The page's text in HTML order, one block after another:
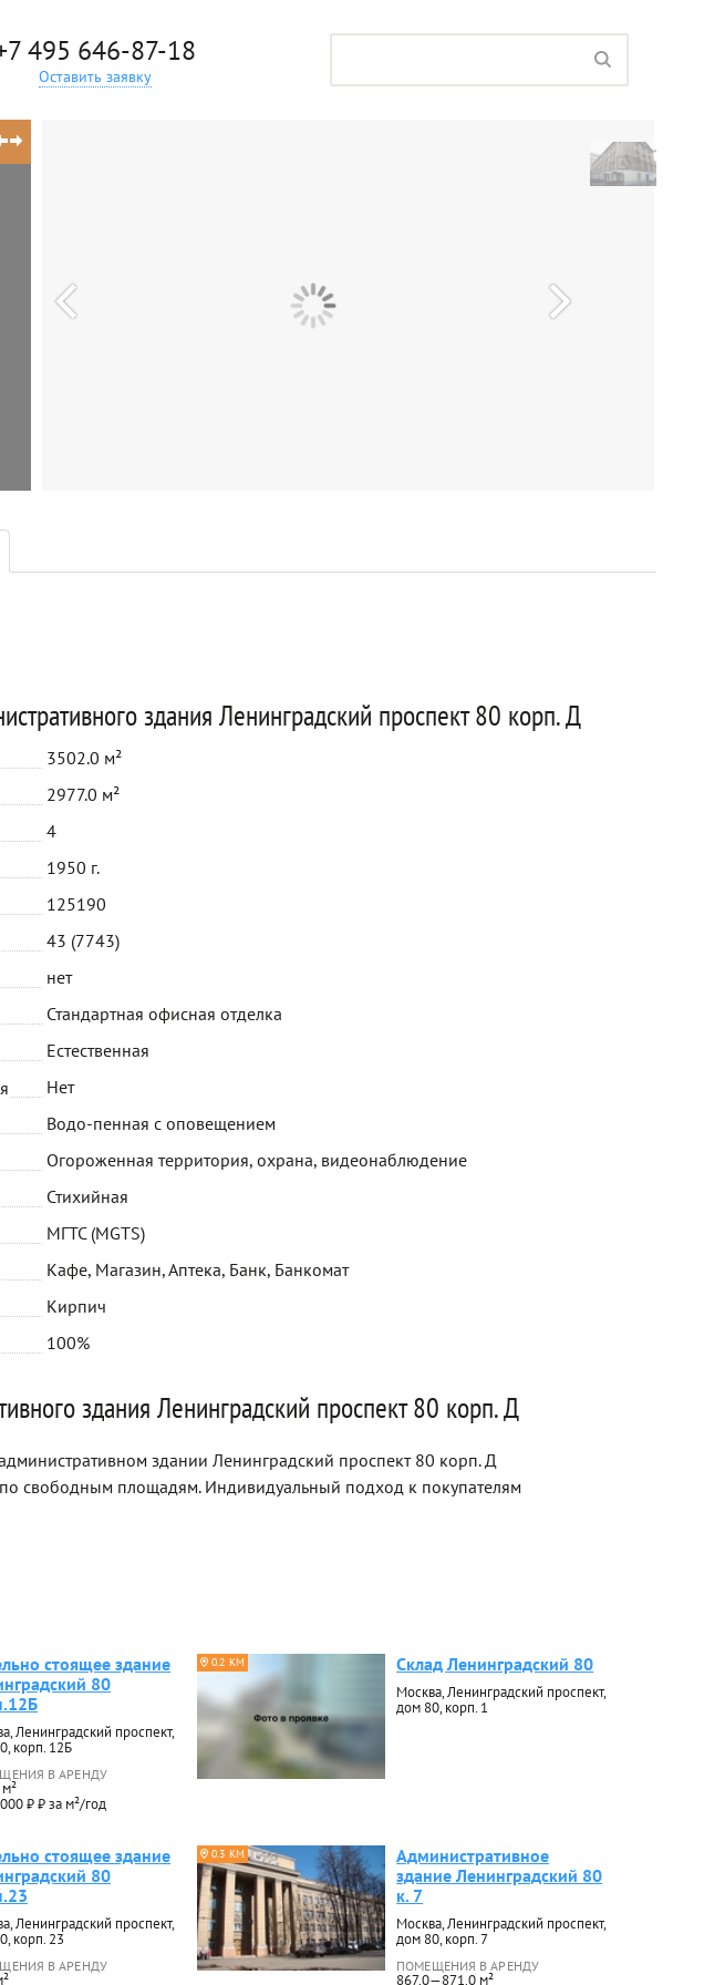
495 646-87-18
Оставить заявку
здания Ленинградский проспект 80 корп. Д
3502.0 м²
2977.0 м²
4
1950 г.
125190
43 (7743)
нет
Стандартная офисная отделка
Естественная
Нет
Водо-пенная с оповещением
Огороженная территория, охрана, видеонаблюдение
Стихийная
МГТС (MGTS)
Кафе, Магазин, Аптека, Банк, Банкомат
Кирпич
100%
здания Ленинградский проспект 80 корп. Д
здании Ленинградский проспект 80 корп. Д
свободным площадям. Индивидуальный подход к покупателям
стоящее здание
80
Ленинградский проспект,
корп. 12Б
В АРЕНДУ
₽ ₽ за м²/год
0.2 КМ Склад Ленинградский 80
Москва, Ленинградский проспект,
дом 80, корп. 1
стоящее здание
80
Ленинградский проспект,
корп. 23
В АРЕНДУ
0.3 КМ
Административное
здание Ленинградский 80
к. 7
Москва, Ленинградский проспект,
дом 80, корп. 7
ПОМЕЩЕНИЯ В АРЕНДУ
867.0—871.0 м²